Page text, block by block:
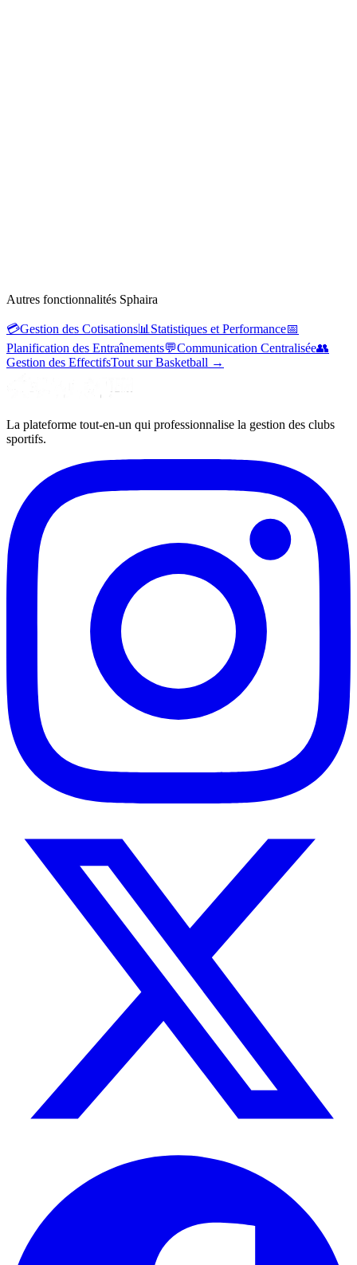
Autres fonctionnalités Sphaira
💳Gestion des Cotisations📊 Statistiques et Performance📅
Planification des Entraînements💬Communication Centralisée👥
Gestion des EffectifsTout sur Basketball →
La plateforme tout-en-un qui professionnalise la gestion des clubs
sportifs.